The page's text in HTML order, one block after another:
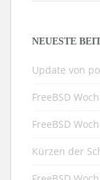
NEUESTE
Update von
FreeBSD
FreeBSD
Kürzen der